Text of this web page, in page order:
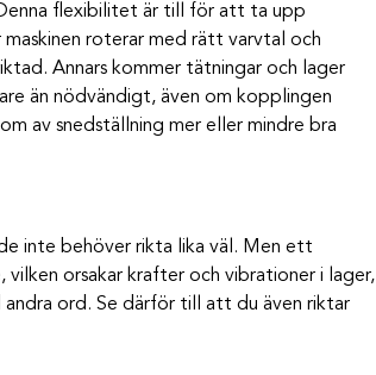
flexibilitet är till för att ta upp
roterar med rätt varvtal och
Annars kommer tätningar och lager
än nödvändigt, även om kopplingen
av snedställning mer eller mindre bra
inte behöver rikta lika väl. Men ett
vilken orsakar krafter och vibrationer i lager,
ord. Se därför till att du även riktar